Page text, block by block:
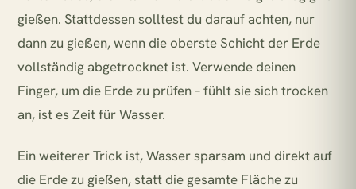
gießen. Stattdessen solltest du darauf achten, nur
dann zu gießen, wenn die oberste Schicht der Erde
vollständig abgetrocknet ist. Verwende deinen
Finger, um die Erde zu prüfen – fühlt sie sich trocken
an, ist es Zeit für Wasser.
Ein weiterer Trick ist, Wasser sparsam und direkt auf
die Erde zu gießen, statt die gesamte Fläche zu